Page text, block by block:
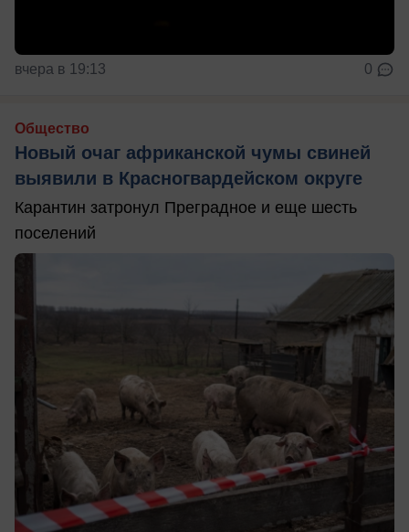
вчера в 19:13 0
Общество
Новый очаг африканской чумы свиней
выявили в Красногвардейском округе
Карантин затронул Преградное и еще шесть
поселений